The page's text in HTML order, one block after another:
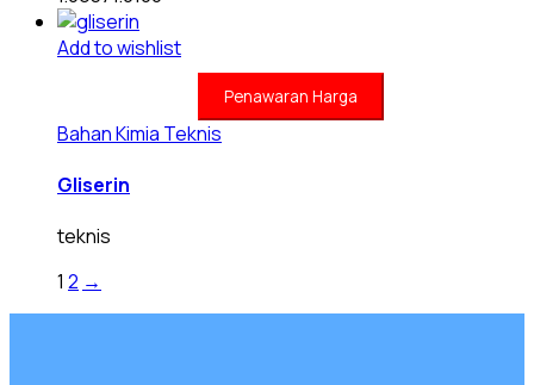
Add to wishlist
Penawaran Harga
Bahan Kimia Teknis
Gliserin
teknis
1 2 →